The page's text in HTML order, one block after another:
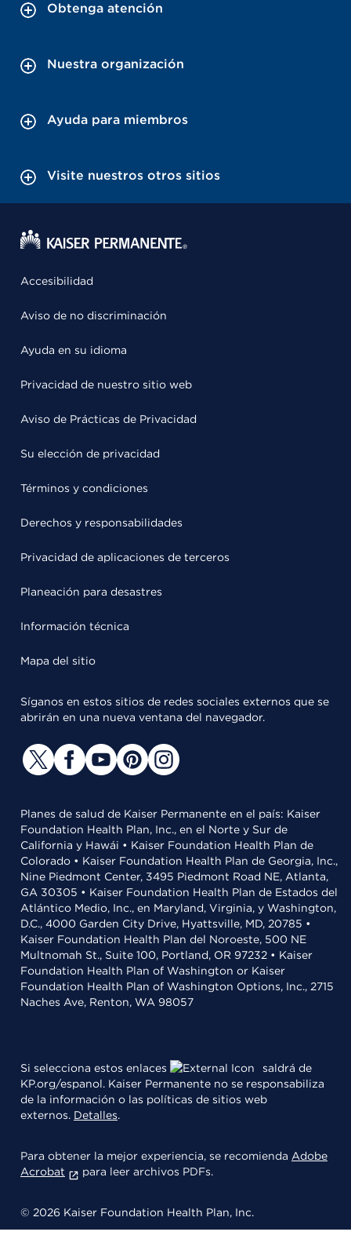
Obtenga atención
Nuestra organización
Ayuda para miembros
Visite nuestros otros sitios
Accesibilidad
Aviso de no discriminación
Ayuda en su idioma
Privacidad de nuestro sitio web
Aviso de Prácticas de Privacidad
Su elección de privacidad
Términos y condiciones
Derechos y responsabilidades
Privacidad de aplicaciones de terceros
Planeación para desastres
Información técnica
Mapa del sitio
Síganos en estos sitios de redes sociales externos que se
abrirán en una nueva ventana del navegador.
Planes de salud de Kaiser Permanente en el país: Kaiser
Foundation Health Plan, Inc., en el Norte y Sur de
California y Hawái • Kaiser Foundation Health Plan de
Colorado • Kaiser Foundation Health Plan de Georgia, Inc.,
Nine Piedmont Center, 3495 Piedmont Road NE, Atlanta,
GA 30305 • Kaiser Foundation Health Plan de Estados del
Atlántico Medio, Inc., en Maryland, Virginia, y Washington,
D.C., 4000 Garden City Drive, Hyattsville, MD, 20785 •
Kaiser Foundation Health Plan del Noroeste, 500 NE
Multnomah St., Suite 100, Portland, OR 97232 • Kaiser
Foundation Health Plan of Washington or Kaiser
Foundation Health Plan of Washington Options, Inc., 2715
Naches Ave, Renton, WA 98057
Si selecciona estos enlaces
saldrá de
KP.org/espanol. Kaiser Permanente no se responsabiliza
de la información o las políticas de sitios web
externos. Detalles.
Para obtener la mejor experiencia, se recomienda Adobe
Acrobat
para leer archivos PDFs.
© 2026 Kaiser Foundation Health Plan, Inc.